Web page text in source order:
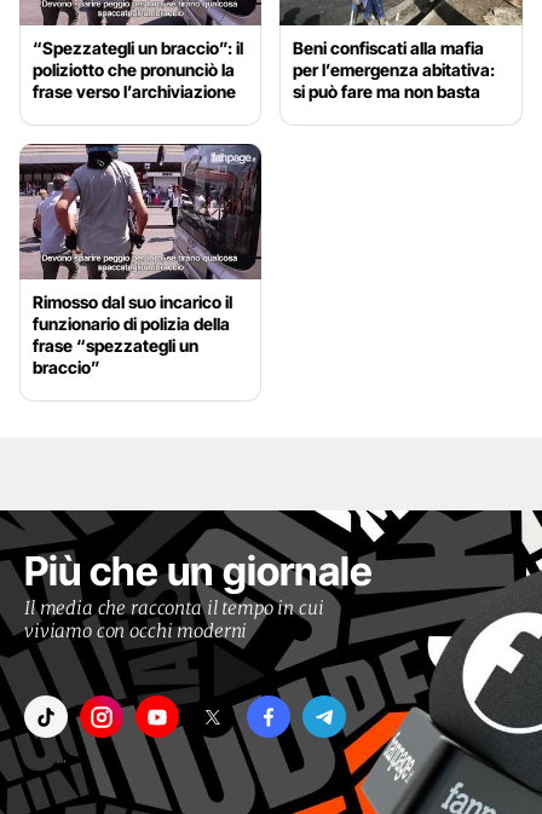
“Spezzategli un braccio”: il
poliziotto che pronunciò la
frase verso l’archiviazione
Beni confiscati alla mafia
per l’emergenza abitativa:
si può fare ma non basta
Rimosso dal suo incarico il
funzionario di polizia della
frase “spezzategli un
braccio”
Più che un giornale
Il media che racconta il tempo in cui
viviamo con occhi moderni